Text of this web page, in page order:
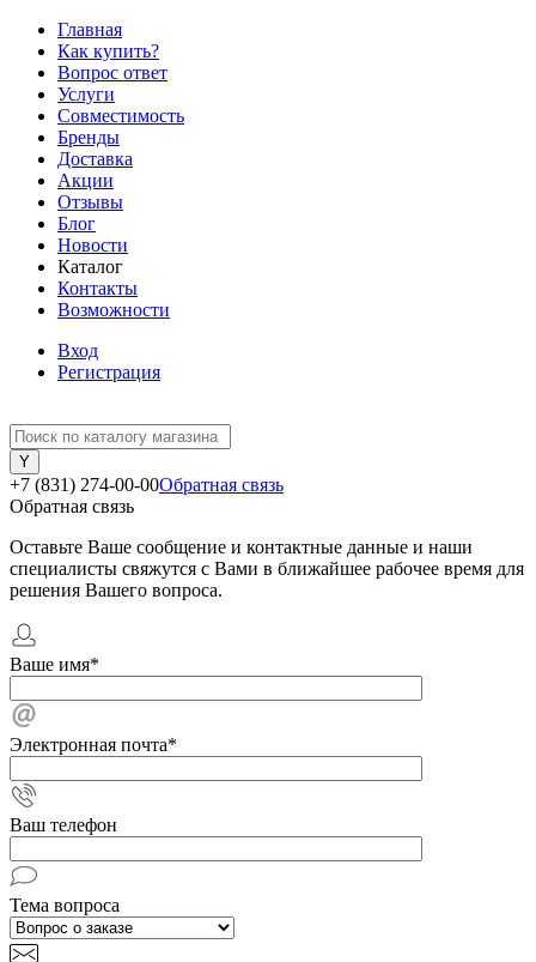
Главная
Как купить?
Вопрос ответ
Услуги
Совместимость
Бренды
Доставка
Акции
Отзывы
Блог
Новости
Каталог
Контакты
Возможности
Вход
Регистрация
+7 (831) 274-00-00Обратная связь
Обратная связь
Оставьте Ваше сообщение и контактные данные и наши
специалисты свяжутся с Вами в ближайшее рабочее время для
решения Вашего вопроса.
Ваше имя*
Электронная почта*
Ваш телефон
Тема вопроса